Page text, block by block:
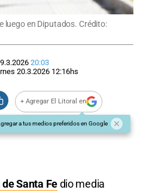
luego en Diputados. Crédito:
20:03
20.3.2026 12:16hs
+ Agregar El Litoral en
a tus medios preferidos en Google
Santa Fedio media